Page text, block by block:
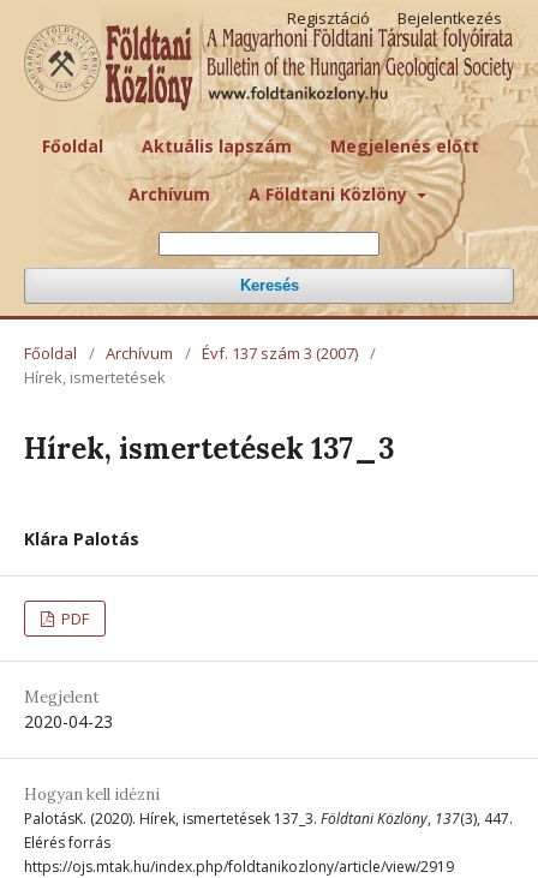
Főoldal Aktuális lapszám Megjelenés előtt
Archívum A Földtani Közlöny
Keresés
Regisztáció Bejelentkezés
Főoldal / Archívum / Évf. 137 szám 3 (2007) /
Hírek, ismertetések
Hírek, ismertetések 137_3
Klára Palotás
PDF
Megjelent
2020-04-23
Hogyan kell idézni
PalotásK. (2020). Hírek, ismertetések 137_3. Földtani Közlöny, 137(3), 447.
Elérés forrás
https://ojs.mtak.hu/index.php/foldtanikozlony/article/view/2919